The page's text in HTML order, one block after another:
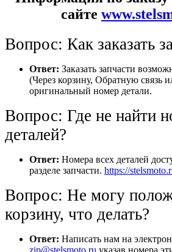
сайте
Вопрос: Как заказать
Ответ: Заказать запчасти
(Через корзину, Обратную связь
оригинальный номер детали.
Вопрос: Где не найти
деталей?
Ответ: Номера всех деталей
разделе запчасти. https://
Вопрос: Не могу
корзину, что делать?
Ответ: Написать нам на
zip@stelsmoto.ru указав номера